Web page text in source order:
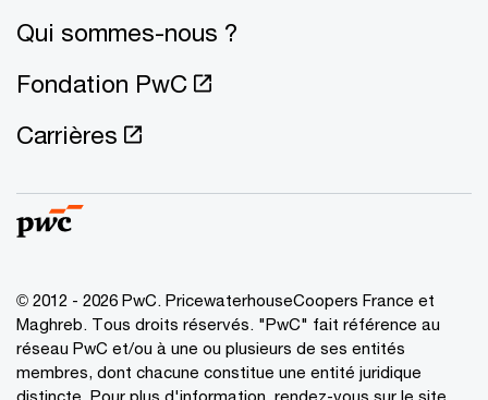
Qui sommes-nous ?
Fondation PwC
Carrières
© 2012 - 2026 PwC. PricewaterhouseCoopers France et
Maghreb. Tous droits réservés. "PwC" fait référence au
réseau PwC et/ou à une ou plusieurs de ses entités
membres, dont chacune constitue une entité juridique
distincte. Pour plus d'information, rendez-vous sur le site